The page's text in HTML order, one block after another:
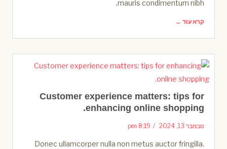
mauris condimentum nibh,
קרא עוד ←
Customer experience matters: tips for
enhancing online shopping.
נובמבר 13, 2024 8:19 pm
Donec ullamcorper nulla non metus auctor fringilla.